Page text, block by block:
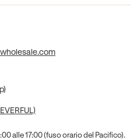
alle 17:00 (fuso orario del Pacifico).